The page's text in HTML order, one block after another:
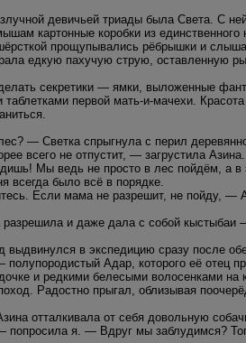
девичьей триады была Света. С
картонные коробки из
прощупывались рёбрышки и
едкую пахучую струю, оставленную
секретики — ямки, выложенные
первой мать-и-мачехи.
— Светка спрыгнула с перил
всего не отпустит, — загрустила Азина.
Мы ведь не просто в лес пойдём, а в
всегда было всё в порядке.
Если мама не разрешит, не пойду, —
и даже дала с собой
выдвинулся в экспедицию сразу после
Адар, которого её отец
и редкими белесыми волосенками на
Радостно прыгал, облизывая
отталкивала от себя довольную
попросила я. — Вдруг мы заблудимся?